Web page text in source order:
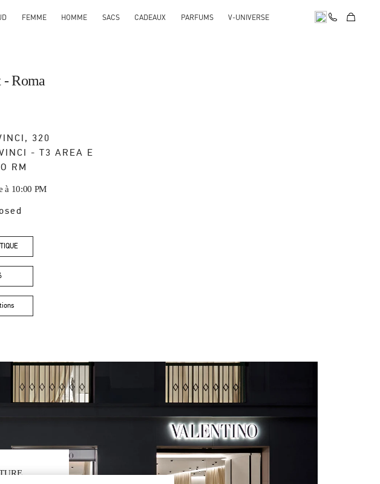
FEMME HOMME SACS CADEAUX PARFUMS V-UNIVERSE
Roma
320
- T3 AREA E
RM
à 10:00 PM
in New Tab